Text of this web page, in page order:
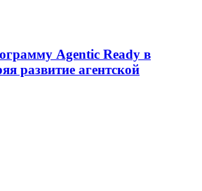
Agentic Ready в
развитие агентской